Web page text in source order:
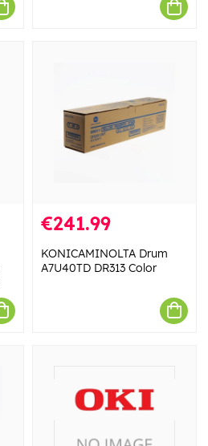
€241.99
KONICAMINOLTA Drum
A7U40TD DR313 Color